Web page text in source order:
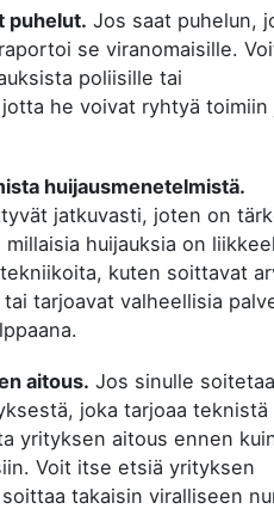
puhelut. Jos saat puhelun,
se viranomaisille.
poliisille tai
he voivat ryhtyä toimiin
huijausmenetelmistä.
jatkuvasti, joten on
huijauksia on
kuten soittavat
tarjoavat valheellisia
aitous. Jos sinulle
joka tarjoaa teknistä
yrityksen aitous ennen
Voit itse etsiä yrityksen
takaisin viralliseen